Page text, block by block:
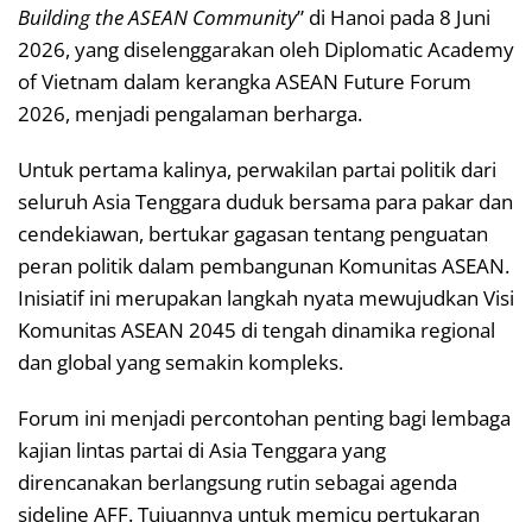
Building the ASEAN Community” di Hanoi pada 8 Juni
2026, yang diselenggarakan oleh Diplomatic Academy
of Vietnam dalam kerangka ASEAN Future Forum
2026, menjadi pengalaman berharga.
Untuk pertama kalinya, perwakilan partai politik dari
seluruh Asia Tenggara duduk bersama para pakar dan
cendekiawan, bertukar gagasan tentang penguatan
peran politik dalam pembangunan Komunitas ASEAN.
Inisiatif ini merupakan langkah nyata mewujudkan Visi
Komunitas ASEAN 2045 di tengah dinamika regional
dan global yang semakin kompleks.
Forum ini menjadi percontohan penting bagi lembaga
kajian lintas partai di Asia Tenggara yang
direncanakan berlangsung rutin sebagai agenda
sideline AFF. Tujuannya untuk memicu pertukaran